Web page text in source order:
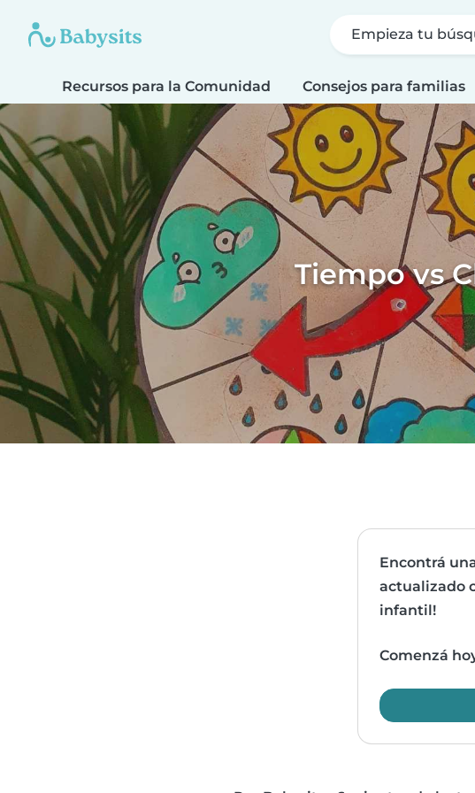
Empieza tu
Recursos para la Comunidad Consejos para familias
Tiempo vs
Encontrá
actualizado
infantil!
Comenzá